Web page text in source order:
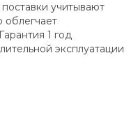
поставки учитывают
облегчает
1 год
эксплуатации